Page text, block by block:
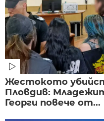
Жестокото
Пловдив:
Георги повече от...